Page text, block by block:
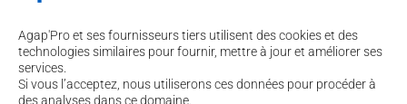
Agap'Pro et ses fournisseurs tiers utilisent des cookies et des
technologies similaires pour fournir, mettre à jour et améliorer ses
services.
Si vous l’acceptez, nous utiliserons ces données pour procéder à
des analyses dans ce domaine.
FNADEPA PARIS SALON DES MAIRES POITIERS